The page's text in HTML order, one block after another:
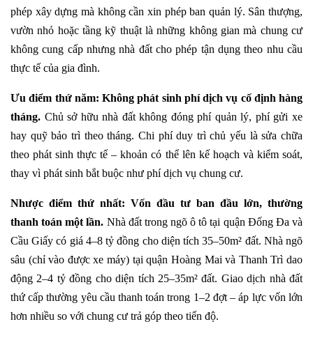
phép xây dựng mà không cần xin phép ban quản lý. Sân thượng,
vườn nhỏ hoặc tầng kỹ thuật là những không gian mà chung cư
không cung cấp nhưng nhà đất cho phép tận dụng theo nhu cầu
thực tế của gia đình.
Ưu điểm thứ năm: Không phát sinh phí dịch vụ cố định hàng
tháng. Chủ sở hữu nhà đất không đóng phí quản lý, phí gửi xe
hay quỹ bảo trì theo tháng. Chi phí duy trì chủ yếu là sửa chữa
theo phát sinh thực tế – khoản có thể lên kế hoạch và kiểm soát,
thay vì phát sinh bắt buộc như phí dịch vụ chung cư.
Nhược điểm thứ nhất: Vốn đầu tư ban đầu lớn, thường
thanh toán một lần. Nhà đất trong ngõ ô tô tại quận Đống Đa và
Cầu Giấy có giá 4–8 tỷ đồng cho diện tích 35–50m² đất. Nhà ngõ
sâu (chỉ vào được xe máy) tại quận Hoàng Mai và Thanh Trì dao
động 2–4 tỷ đồng cho diện tích 25–35m² đất. Giao dịch nhà đất
thứ cấp thường yêu cầu thanh toán trong 1–2 đợt – áp lực vốn lớn
hơn nhiều so với chung cư trả góp theo tiến độ.